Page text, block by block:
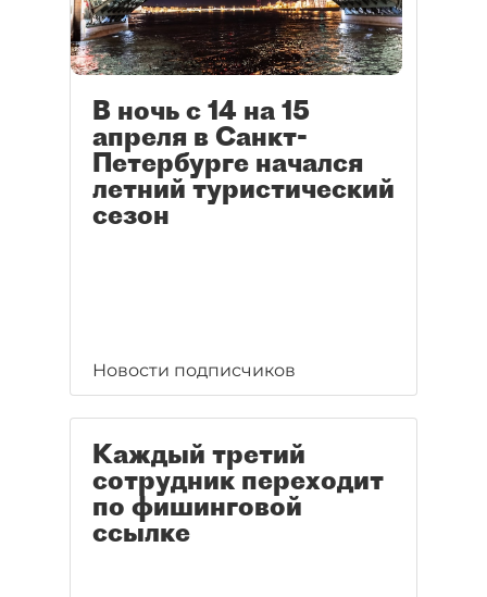
В ночь с 14 на 15
апреля в Санкт-
Петербурге начался
летний туристический
сезон
Новости подписчиков
Каждый третий
сотрудник переходит
по фишинговой
ссылке